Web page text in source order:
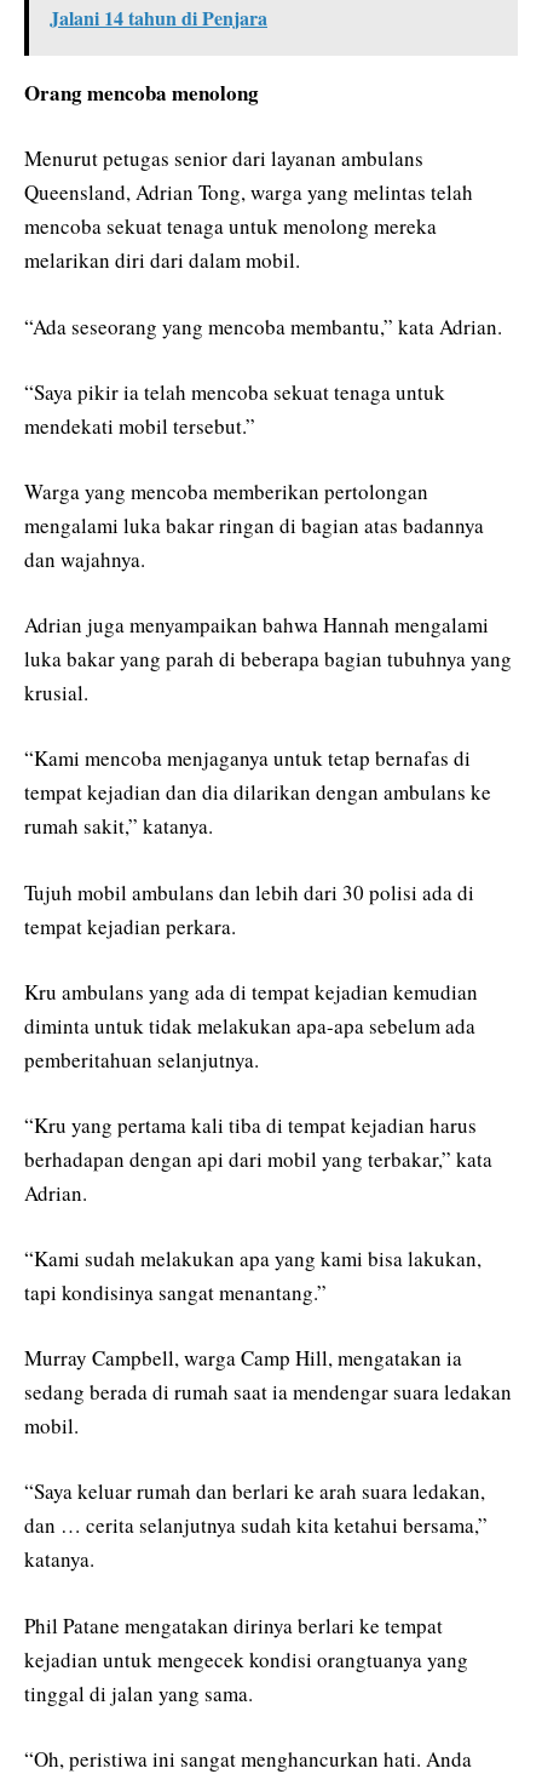
Jalani 14 tahun di Penjara
Orang mencoba menolong
Menurut petugas senior dari layanan ambulans
Queensland, Adrian Tong, warga yang melintas telah
mencoba sekuat tenaga untuk menolong mereka
melarikan diri dari dalam mobil.
“Ada seseorang yang mencoba membantu,” kata Adrian.
“Saya pikir ia telah mencoba sekuat tenaga untuk
mendekati mobil tersebut.”
Warga yang mencoba memberikan pertolongan
mengalami luka bakar ringan di bagian atas badannya
dan wajahnya.
Adrian juga menyampaikan bahwa Hannah mengalami
luka bakar yang parah di beberapa bagian tubuhnya yang
krusial.
“Kami mencoba menjaganya untuk tetap bernafas di
tempat kejadian dan dia dilarikan dengan ambulans ke
rumah sakit,” katanya.
Tujuh mobil ambulans dan lebih dari 30 polisi ada di
tempat kejadian perkara.
Kru ambulans yang ada di tempat kejadian kemudian
diminta untuk tidak melakukan apa-apa sebelum ada
pemberitahuan selanjutnya.
“Kru yang pertama kali tiba di tempat kejadian harus
berhadapan dengan api dari mobil yang terbakar,” kata
Adrian.
“Kami sudah melakukan apa yang kami bisa lakukan,
tapi kondisinya sangat menantang.”
Murray Campbell, warga Camp Hill, mengatakan ia
sedang berada di rumah saat ia mendengar suara ledakan
mobil.
“Saya keluar rumah dan berlari ke arah suara ledakan,
dan … cerita selanjutnya sudah kita ketahui bersama,”
katanya.
Phil Patane mengatakan dirinya berlari ke tempat
kejadian untuk mengecek kondisi orangtuanya yang
tinggal di jalan yang sama.
“Oh, peristiwa ini sangat menghancurkan hati. Anda